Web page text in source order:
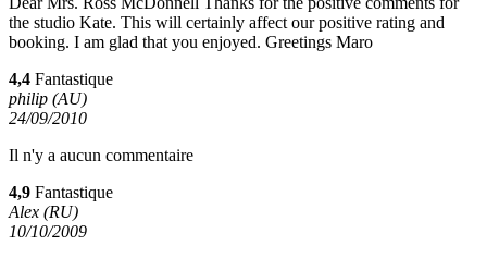
the studio Kate. This will certainly affect our positive rating and
booking. I am glad that you enjoyed. Greetings Maro
4,4 Fantastique
philip (AU)
24/09/2010
Il n'y a aucun commentaire
4,9 Fantastique
Alex (RU)
10/10/2009